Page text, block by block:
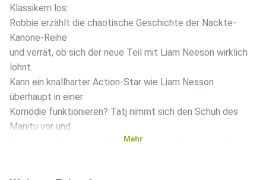
Klassikern los:
Robbie erzählt die chaotische Geschichte der Nackte-
Kanone-Reihe
und verrät, ob sich der neue Teil mit Liam Neeson wirklich
lohnt.
Kann ein knallharter Action-Star wie Liam Nesson
überhaupt in einer
Komödie funktionieren? Tatj nimmt sich den Schuh des
Manitu vor und
fragt sich: Zündet der Humor von damals heute noch –
Mehr